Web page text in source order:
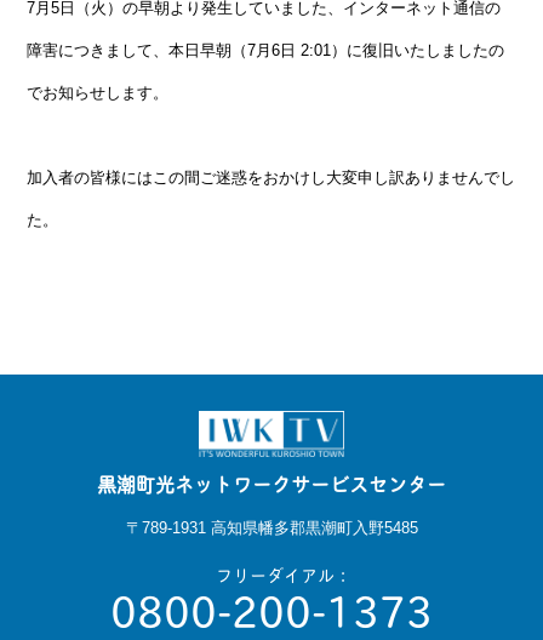
7月5日（火）の早朝より発生していました、インターネット通信の
障害につきまして、本日早朝（7月6日 2:01）に復旧いたしましたの
でお知らせします。
加入者の皆様にはこの間ご迷惑をおかけし大変申し訳ありませんでし
た。
黒潮町光ネットワークサービスセンター
〒789-1931 高知県幡多郡黒潮町入野5485
フリーダイアル：
0800-200-1373